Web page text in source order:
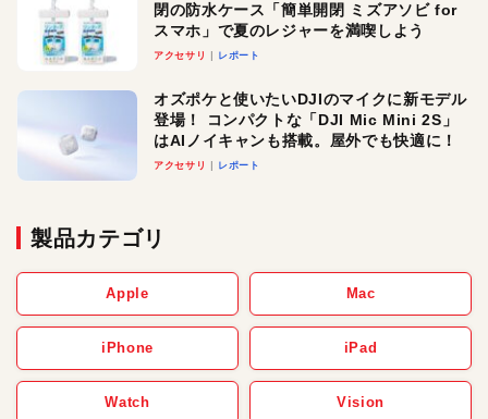
閉の防水ケース「簡単開閉 ミズアソビ for
スマホ」で夏のレジャーを満喫しよう
アクセサリ レポート
オズポケと使いたいDJIのマイクに新モデル
登場！ コンパクトな「DJI Mic Mini 2S」
はAIノイキャンも搭載。屋外でも快適に！
アクセサリ レポート
製品カテゴリ
Apple Mac
iPhone iPad
Watch Vision